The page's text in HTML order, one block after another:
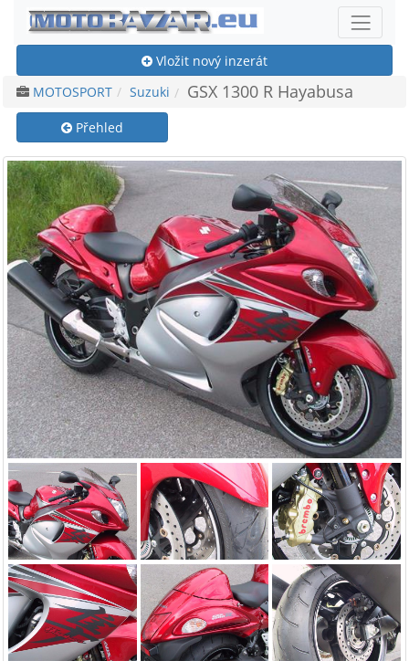
Vložit nový inzerát
MOTOSPORT
Suzuki GSX 1300 R Hayabusa
Přehled